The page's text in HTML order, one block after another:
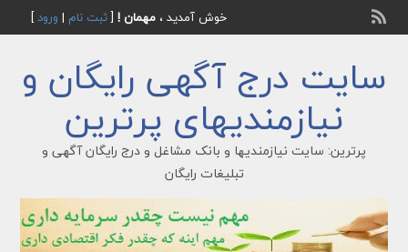
خوش آمدید ، مهمان ![ثبت نام | ورود]
سایت درج آگهی رایگان و
نیازمندیهای پرترین
پرترین: سایت نیازمندیها و بانک مشاغل و درج رایگان آگهی و
تبلیغات رایگان